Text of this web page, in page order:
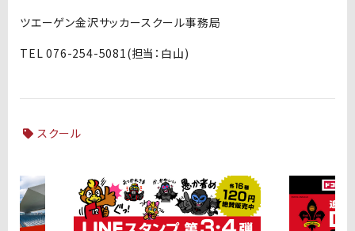
ツエーゲン金沢サッカースクール事務局
TEL 076-254-5081(担当：白山)
スクール